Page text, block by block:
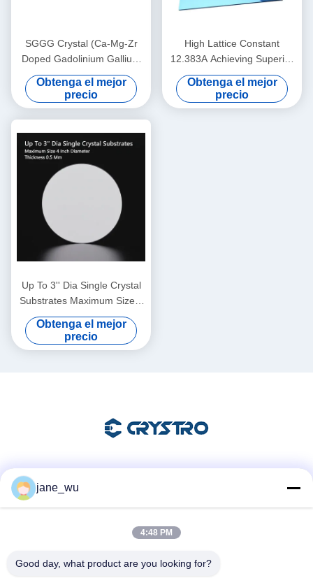
SGGG Crystal (Ca-Mg-Zr
Doped Gadolinium Gallium
Garnet), material de sustrato
profesional especialmente
aplicado para el crecimiento
epitaxial de películas finas
de granate de hierro bismuto
Obtenga el mejor
precio
High Lattice Constant
12.383A Achieving Superior
Performance with 0.5 Mm
Thickness
Obtenga el mejor
precio
Up To 3'' Dia Single Crystal
Substrates Maximum Size 4
Inch Diameter Thickness 0.5
Mm
Obtenga el mejor
precio
jane_wu
4:48 PM
Good day, what product are you looking for?